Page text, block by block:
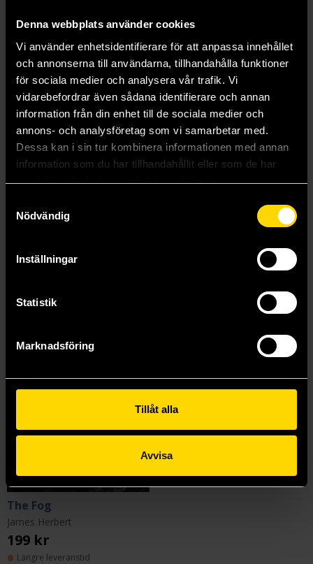
Denna webbplats använder cookies
Vi använder enhetsidentifierare för att anpassa innehållet
och annonserna till användarna, tillhandahålla funktioner
för sociala medier och analysera vår trafik. Vi
vidarebefordrar även sådana identifierare och annan
information från din enhet till de sociala medier och
annons- och analysföretag som vi samarbetar med.
Dessa kan i sin tur kombinera informationen med annan
information som du har tillhandahållit eller som de har
samlat in när du har använt deras tjänster.
Nödvändig
Inställningar
Statistik
Marknadsföring
Tillåt alla
Avvisa
The Rats (50th Anniversary Edition)
James Herbert
179 kr
Längre leveranstid
Lair
James Herbert
179 kr
The Fog
James Herbert
199 kr
Längre leveranstid